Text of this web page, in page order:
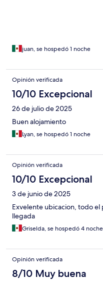
juan, se hospedó 1 noche
Opinión verificada
10/10 Excepcional
26 de julio de 2025
Buen alojamiento
Lyan, se hospedó 1 noche
Opinión verificada
10/10 Excepcional
3 de junio de 2025
Exvelente ubicacion, todo el
llegada
Griselda, se hospedó 4
Opinión verificada
8/10 Muy buena